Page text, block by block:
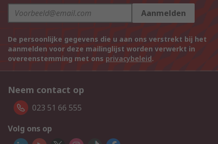
Aanmelden
De persoonlijke gegevens die u aan ons verstrekt bij het
aanmelden voor deze mailinglijst worden verwerkt in
overeenstemming met ons privacybeleid.
Neem contact op
023 51 66 555
Volg ons op